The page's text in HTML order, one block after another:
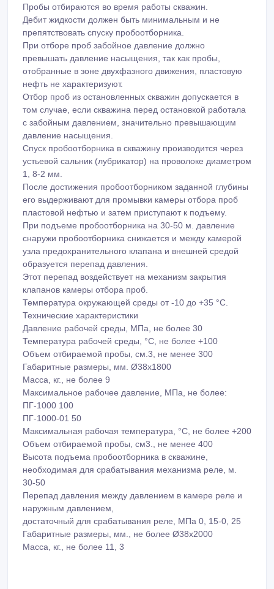
Пробы отбираются во время работы скважин.
Дебит жидкости должен быть минимальным и не
препятствовать спуску пробоотборника.
При отборе проб забойное давление должно
превышать давление насыщения, так как пробы,
отобранные в зоне двухфазного движения, пластовую
нефть не характеризуют.
Отбор проб из остановленных скважин допускается в
том случае, если скважина перед остановкой работала
с забойным давлением, значительно превышающим
давление насыщения.
Спуск пробоотборника в скважину производится через
устьевой сальник (лубрикатор) на проволоке диаметром
1, 8-2 мм.
После достижения пробоотборником заданной глубины
его выдерживают для промывки камеры отбора проб
пластовой нефтью и затем приступают к подъему.
При подъеме пробоотборника на 30-50 м. давление
снаружи пробоотборника снижается и между камерой
узла предохранительного клапана и внешней средой
образуется перепад давления.
Этот перепад воздействует на механизм закрытия
клапанов камеры отбора проб.
Температура окружающей среды от -10 до +35 °С.
Технические характеристики
Давление рабочей среды, МПа, не более 30
Температура рабочей среды, °С, не более +100
Объем отбираемой пробы, см.3, не менее 300
Габаритные размеры, мм. Ø38х1800
Масса, кг., не более 9
Максимальное рабочее давление, МПа, не более:
ПГ-1000 100
ПГ-1000-01 50
Максимальная рабочая температура, °С, не более +200
Объем отбираемой пробы, см3., не менее 400
Высота подъема пробоотборника в скважине,
необходимая для срабатывания механизма реле, м.
30-50
Перепад давления между давлением в камере реле и
наружным давлением,
достаточный для срабатывания реле, МПа 0, 15-0, 25
Габаритные размеры, мм., не более Ø38x2000
Масса, кг., не более 11, 3